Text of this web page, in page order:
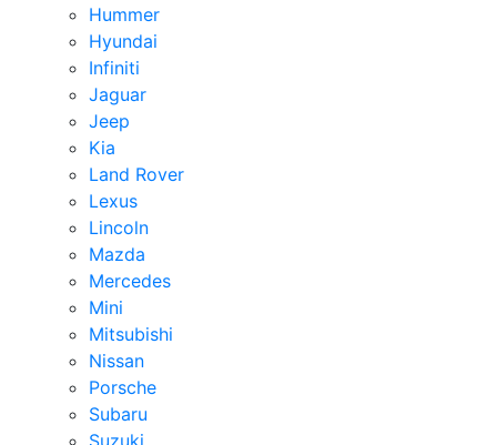
Hummer
Hyundai
Infiniti
Jaguar
Jeep
Kia
Land Rover
Lexus
Lincoln
Mazda
Mercedes
Mini
Mitsubishi
Nissan
Porsche
Subaru
Suzuki